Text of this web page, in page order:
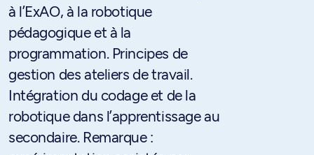
à l’ExAO, à la robotique
pédagogique et à la
programmation. Principes de
gestion des ateliers de travail.
Intégration du codage et de la
robotique dans l’apprentissage au
secondaire. Remarque :